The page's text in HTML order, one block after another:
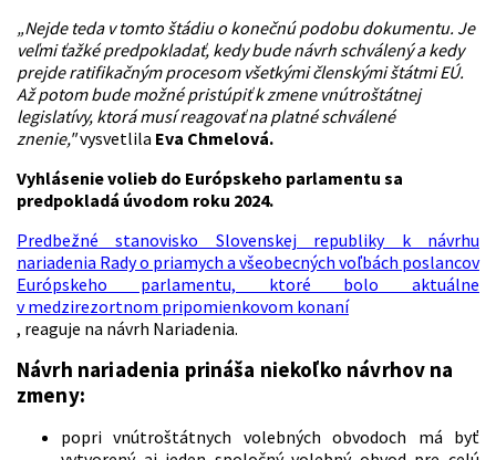
„Nejde teda v tomto štádiu o konečnú podobu dokumentu. Je
veľmi ťažké predpokladať, kedy bude návrh schválený a kedy
prejde ratifikačným procesom všetkými členskými štátmi EÚ.
Až potom bude možné pristúpiť k zmene vnútroštátnej
legislatívy, ktorá musí reagovať na platné schválené
znenie,"vysvetlila Eva Chmelová.
Vyhlásenie volieb do Európskeho parlamentu sa
predpokladá úvodom roku 2024.
Predbežné stanovisko Slovenskej republiky k návrhu
nariadenia Rady o priamych a všeobecných voľbách poslancov
Európskeho parlamentu, ktoré bolo aktuálne
v medzirezortnom pripomienkovom konaní
, reaguje na návrh Nariadenia.
Návrh nariadenia prináša niekoľko návrhov na
zmeny:
popri vnútroštátnych volebných obvodoch má byť